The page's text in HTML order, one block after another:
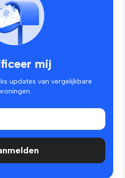
mij
updates van vergelijkbare